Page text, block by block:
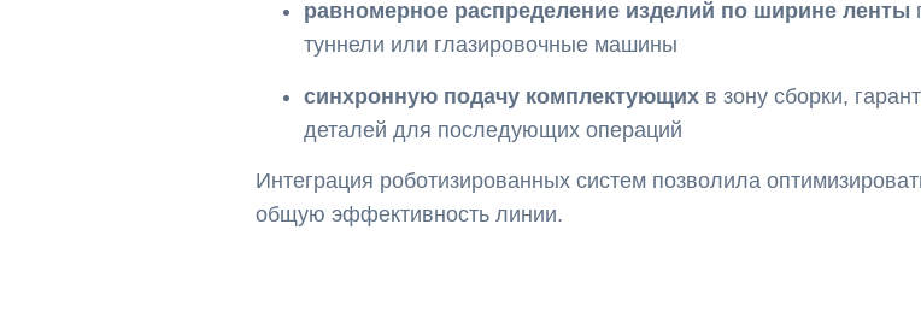
равномерное распределение изделий по ширине ленты
туннели или глазировочные машины
синхронную подачу комплектующих в зону сборки,
деталей для последующих операций
Интеграция роботизированных систем позволила
общую эффективность линии.